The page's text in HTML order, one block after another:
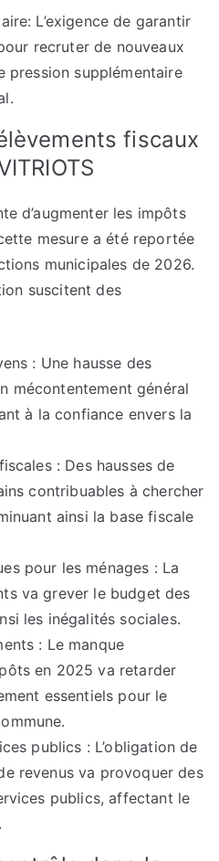
L’exigence de garantir
recruter de nouveaux
pression supplémentaire
fiscaux
d’augmenter les impôts
mesure a été reportée
municipales de 2026.
suscitent des
: Une hausse des
mécontentement général
à la confiance envers la
: Des hausses de
contribuables à chercher
ainsi la base fiscale
pour les ménages : La
va grever le budget des
les inégalités sociales.
: Le manque
en 2025 va retarder
essentiels pour le
publics : L’obligation de
revenus va provoquer des
publics, affectant le